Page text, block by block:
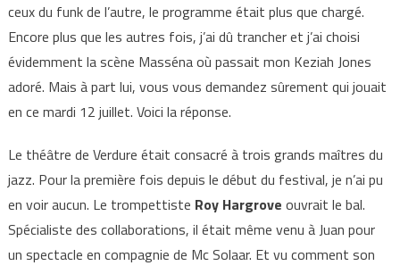
ceux du funk de l’autre, le programme était plus que chargé.
Encore plus que les autres fois, j’ai dû trancher et j’ai choisi
évidemment la scène Masséna où passait mon Keziah Jones
adoré. Mais à part lui, vous vous demandez sûrement qui jouait
en ce mardi 12 juillet. Voici la réponse.
Le théâtre de Verdure était consacré à trois grands maîtres du
jazz. Pour la première fois depuis le début du festival, je n’ai pu
en voir aucun. Le trompettiste Roy Hargrove ouvrait le bal.
Spécialiste des collaborations, il était même venu à Juan pour
un spectacle en compagnie de Mc Solaar. Et vu comment son